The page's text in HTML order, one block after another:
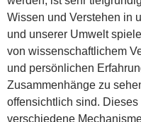
Wissen und Verstehen in
und unserer Umwelt
von wissenschaftlichem
und persönlichen
Zusammenhänge zu
offensichtlich sind. Dieses
verschiedene